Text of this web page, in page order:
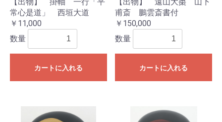
常心是道」 西垣大道
￥11,000
数量
カートに入れる
甫斎 鵬雲斎書付
￥150,000
数量
カートに入れる